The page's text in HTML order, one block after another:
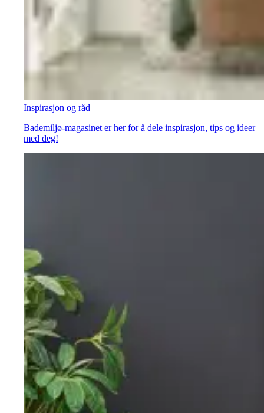
Inspirasjon og råd
Bademiljø-magasinet er her for å dele inspirasjon, tips og ideer
med deg!